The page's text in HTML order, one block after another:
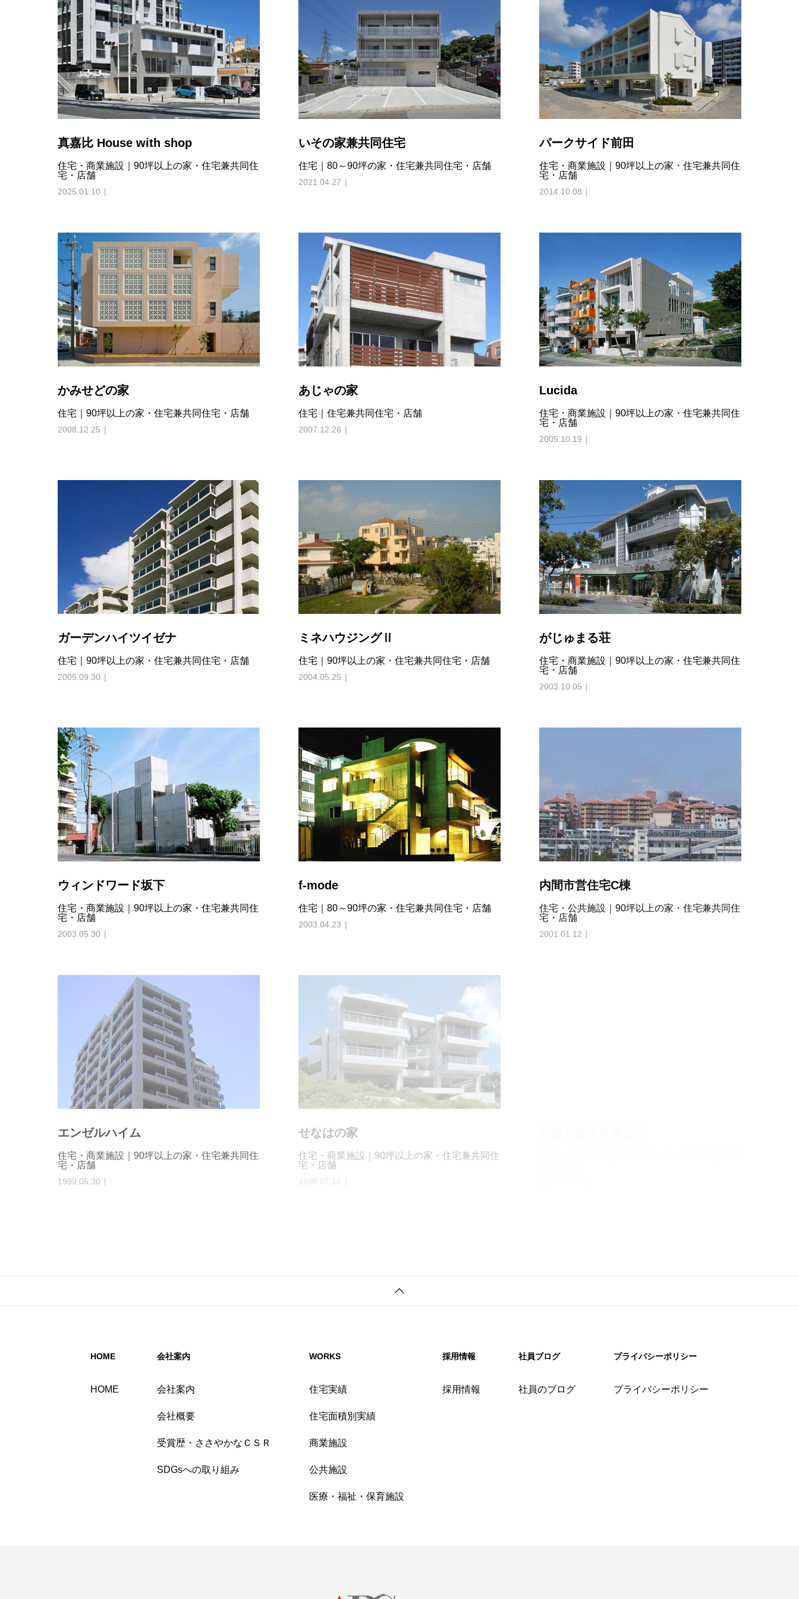
真嘉比 House with shop
住宅・商業施設｜90坪以上の家・住宅兼共同住
宅・店舗
2025.01.10
いその家兼共同住宅
住宅｜80～90坪の家・住宅兼共同住宅・店舗
2021.04.27
パークサイド前田
住宅・商業施設｜90坪以上の家・住宅兼共同住
宅・店舗
2014.10.08
かみせどの家
住宅｜90坪以上の家・住宅兼共同住宅・店舗
2008.12.25
あじゃの家
住宅｜住宅兼共同住宅・店舗
2007.12.26
Lucida
住宅・商業施設｜90坪以上の家・住宅兼共同住
宅・店舗
2005.10.19
ガーデンハイツイゼナ
住宅｜90坪以上の家・住宅兼共同住宅・店舗
2005.09.30
ミネハウジングⅡ
住宅｜90坪以上の家・住宅兼共同住宅・店舗
2004.05.25
がじゅまる荘
住宅・商業施設｜90坪以上の家・住宅兼共同住
宅・店舗
2003.10.05
ウィンドワード坂下
住宅・商業施設｜90坪以上の家・住宅兼共同住
宅・店舗
2003.05.30
f-mode
住宅｜80～90坪の家・住宅兼共同住宅・店舗
2003.04.23
内間市営住宅C棟
住宅・公共施設｜90坪以上の家・住宅兼共同住
宅・店舗
2001.01.12
エンゼルハイム
住宅・商業施設｜90坪以上の家・住宅兼共同住
宅・店舗
1999.05.30
せなはの家
住宅・商業施設｜90坪以上の家・住宅兼共同住
宅・店舗
1998.07.16
HOME
HOME
会社案内
会社案内
会社概要
受賞歴・ささやかなＣＳＲ
SDGsへの取り組み
WORKS
住宅実績
住宅面積別実績
商業施設
公共施設
医療・福祉・保育施設
採用情報
採用情報
社員ブログ
社員のブログ
プライバシーポリシー
プライバシーポリシー